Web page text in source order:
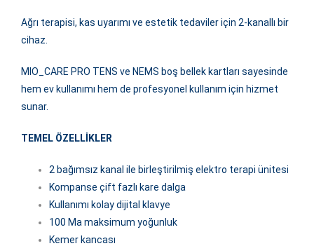
Ağrı terapisi, kas uyarımı ve estetik tedaviler için 2-kanallı bir
cihaz.
MIO_CARE PRO TENS ve NEMS boş bellek kartları sayesinde
hem ev kullanımı hem de profesyonel kullanım için hizmet
sunar.
TEMEL ÖZELLİKLER
2 bağımsız kanal ile birleştirilmiş elektro terapi ünitesi
Kompanse çift fazlı kare dalga
Kullanımı kolay dijital klavye
100 Ma maksimum yoğunluk
Kemer kancası